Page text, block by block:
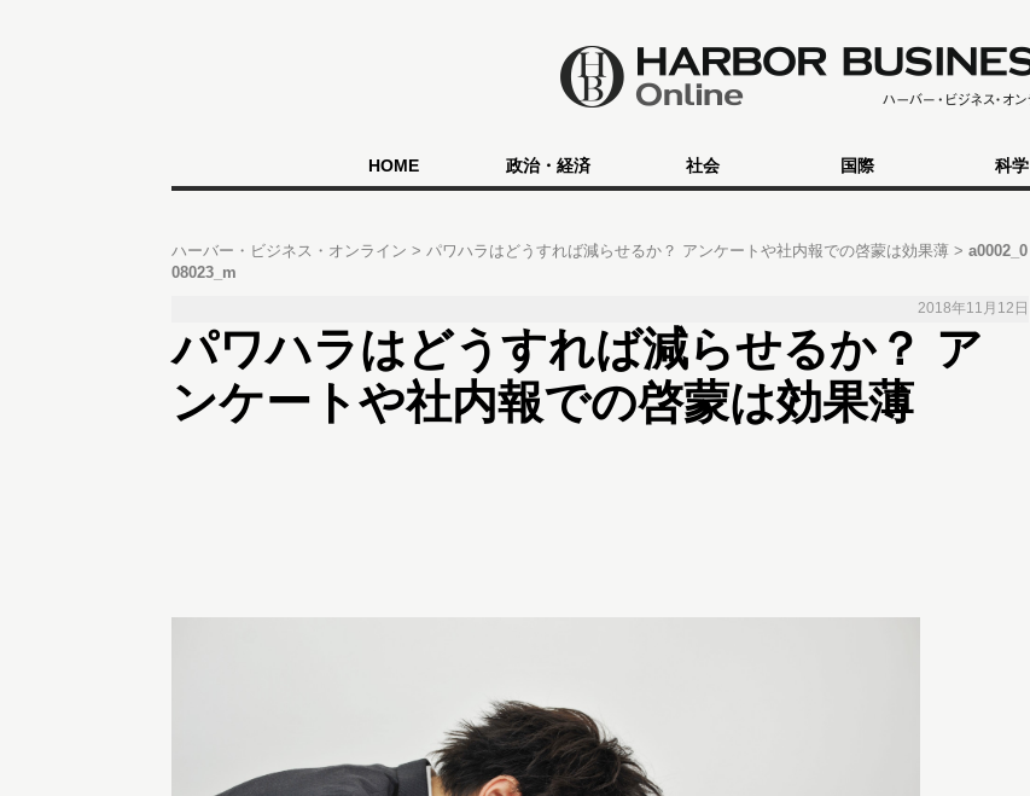
HOME 政治・経済 社会 国際 科学
ハーバー・ビジネス・オンライン パワハラはどうすれば減らせるか？ アンケートや社内報での啓蒙は効果薄
a0002_0
08023_m
2018年11月12日
パワハラはどうすれば減らせるか？ ア
ンケートや社内報での啓蒙は効果薄